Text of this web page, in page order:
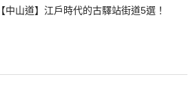
【中山道】江戶時代的古驛站街道5選！